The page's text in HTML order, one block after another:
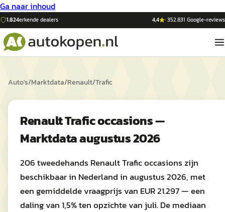
Ga naar inhoud
1.824erkende dealers 4,4 ·352.831 Google-reviews
Auto's/Marktdata/Renault/Trafic
Renault Trafic occasions —
Marktdata augustus 2026
206 tweedehands Renault Trafic occasions zijn
beschikbaar in Nederland in augustus 2026, met
een gemiddelde vraagprijs van EUR 21.297 — een
daling van 1,5% ten opzichte van juli. De mediaan